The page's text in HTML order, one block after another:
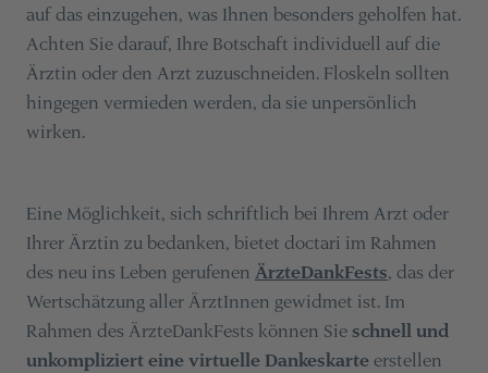
auf das einzugehen, was Ihnen besonders geholfen hat.
Achten Sie darauf, Ihre Botschaft individuell auf die
Ärztin oder den Arzt zuzuschneiden. Floskeln sollten
hingegen vermieden werden, da sie unpersönlich
wirken.
Eine Möglichkeit, sich schriftlich bei Ihrem Arzt oder
Ihrer Ärztin zu bedanken, bietet doctari im Rahmen
des neu ins Leben gerufenen ÄrzteDankFests, das der
Wertschätzung aller ÄrztInnen gewidmet ist. Im
Rahmen des ÄrzteDankFests können Sie schnell und
unkompliziert eine virtuelle Dankeskarteerstellen